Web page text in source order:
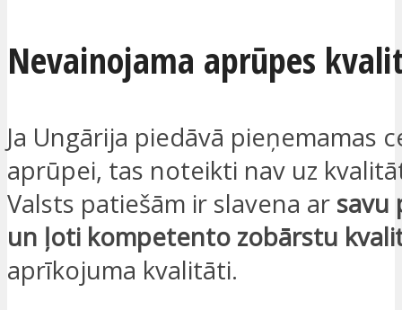
Nevainojama aprūpes
Ja Ungārija piedāvā pieņemamas
aprūpei, tas noteikti nav uz
Valsts patiešām ir slavena ar savu
un ļoti kompetento zobārstu
aprīkojuma kvalitāti.